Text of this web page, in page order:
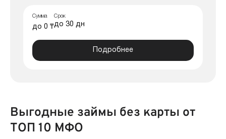
Сумма
до 0 ₸
Срок
до 30 дн
Подробнее
Выгодные займы без карты от
ТОП 10 МФО